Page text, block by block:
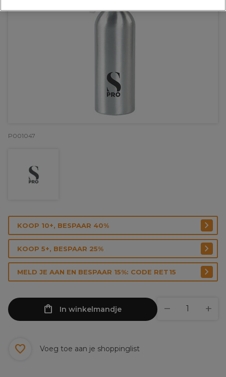
P001047
KOOP 10+, BESPAAR 40%
KOOP 5+, BESPAAR 25%
MELD JE AAN EN BESPAAR 15%: CODE RET15
In winkelmandje
Voeg toe aan je shoppinglist